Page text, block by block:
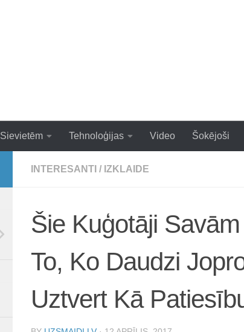
Sievietēm Tehnoloģijas Video Šokējoši
INTERESANTI / IZKLAIDE
Šie Kuģotāji
To, Ko Daudzi
Uztvert Kā